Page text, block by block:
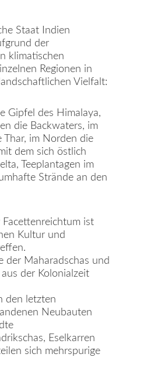
Staat Indien
der
klimatischen
Regionen in
Vielfalt:
Gipfel des Himalaya,
die Backwaters, im
Thar, im Norden die
dem sich östlich
Teeplantagen im
Strände an den
Facettenreichtum ist
Kultur und
der Maharadschas und
der Kolonialzeit
den letzten
Neubauten
Eselkarren
sich mehrspurige